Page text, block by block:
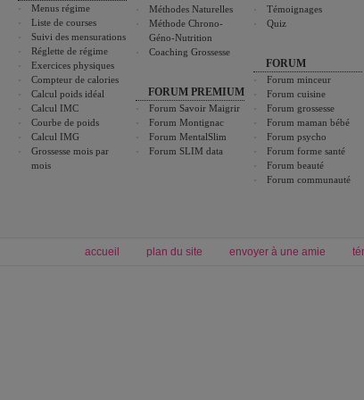
Menus régime
Liste de courses
Suivi des mensurations
Réglette de régime
Exercices physiques
Compteur de calories
Calcul poids idéal
Calcul IMC
Courbe de poids
Calcul IMG
Grossesse mois par
mois
Méthodes Naturelles
Méthode Chrono-
Géno-Nutrition
Coaching Grossesse
FORUM PREMIUM
Forum Savoir Maigrir
Forum Montignac
Forum MentalSlim
Forum SLIM data
Témoignages
Quiz
FORUM
Forum minceur
Forum cuisine
Forum grossesse
Forum maman bébé
Forum psycho
Forum forme santé
Forum beauté
Forum communauté
accueil plan du site envoyer à une amie